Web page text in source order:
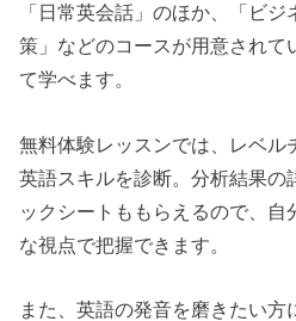
「日常英会話」のほか、「ビ
策」などのコースが用意されて
て学べます。
無料体験レッスンでは、レベル
英語スキルを診断。分析結果の
ックシートももらえるので、自
な視点で把握できます。
また、英語の発音を磨きたい